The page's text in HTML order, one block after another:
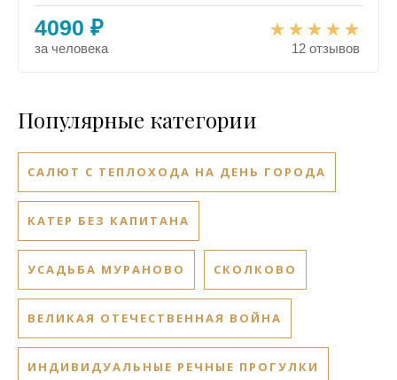
4090 ₽
за человека 12 отзывов
Популярные категории
САЛЮТ С ТЕПЛОХОДА НА ДЕНЬ ГОРОДА
КАТЕР БЕЗ КАПИТАНА
УСАДЬБА МУРАНОВО СКОЛКОВО
ВЕЛИКАЯ ОТЕЧЕСТВЕННАЯ ВОЙНА
ИНДИВИДУАЛЬНЫЕ РЕЧНЫЕ ПРОГУЛКИ